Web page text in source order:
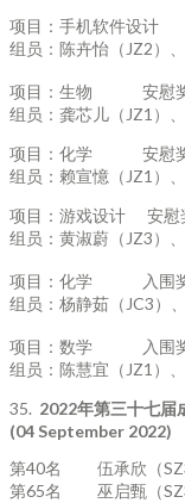
项目：手机软件设计
组员：陈卉怡（JZ2）
项目：生物 安慰奖
组员：龚芯儿（JZ1）
项目：化学 安慰奖
组员：赖宣憶（JZ1）
项目：游戏设计 安慰
组员：黄淑蔚（JZ3）
项目：化学 入围
组员：杨静茹（JC3）
项目：数学 入围
组员：陈慧宜（JZ1）
35. 2022年第三十七届
(04 September 2022)
第40名 伍承欣（SZ3
第65名 巫启甄（SZ3